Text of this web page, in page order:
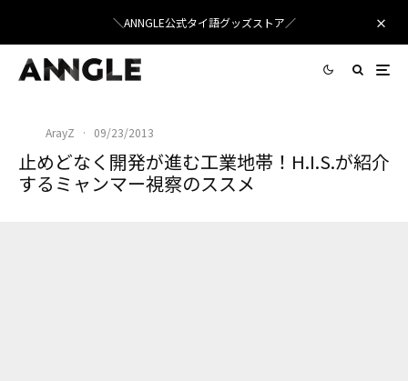
＼ANNGLE公式タイ語グッズストア／
ArayZ · 09/23/2013
止めどなく開発が進む工業地帯！H.I.S.が紹介
するミャンマー視察のススメ